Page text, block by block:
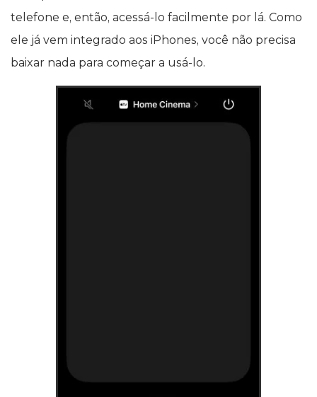
telefone e, então, acessá-lo facilmente por lá. Como
ele já vem integrado aos iPhones, você não precisa
baixar nada para começar a usá-lo.